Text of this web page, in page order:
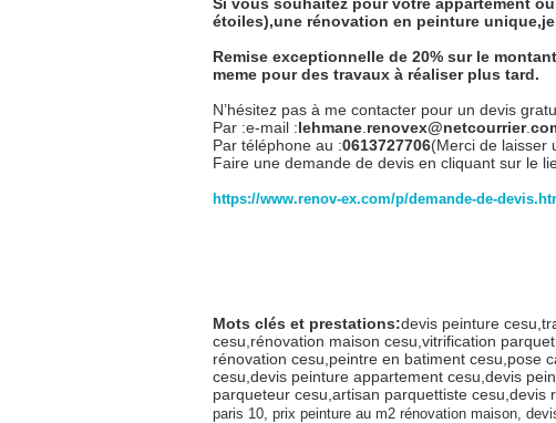
étoiles),une rénovation en peinture
Remise exceptionnelle de 20% sur le
meme pour des travaux à réaliser plus tard.
N’hésitez pas à me contacter pour un devis
Par :e-mail :lehmane renovex@netcourrier.
Par téléphone au :0613727706(Merci de laisser
Faire une demande de devis en cliquant sur le
https://www.renov-ex.com/p/demande-de-
Mots clés et prestations:devis peinture
cesu,rénovation maison cesu,vitrification
rénovation cesu,peintre en batiment cesu,pose
cesu,devis peinture appartement cesu,devis
parqueteur cesu,artisan parquettiste cesu,devis
paris 10, prix peinture au m2 rénovation maison,